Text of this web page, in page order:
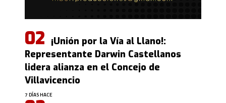
¡Unión por la Vía al Llano!:
Representante Darwin Castellanos
lidera alianza en el Concejo de
Villavicencio
7 DÍAS HACE